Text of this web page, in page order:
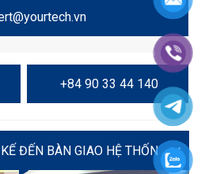
+84 90 33 44 140
VIDEO